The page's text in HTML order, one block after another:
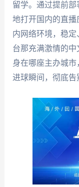
留学。通过提前
地打开国内的直播
内网络环境，稳
台那充满激情的
身在哪座主办城
进球瞬间，彻底告